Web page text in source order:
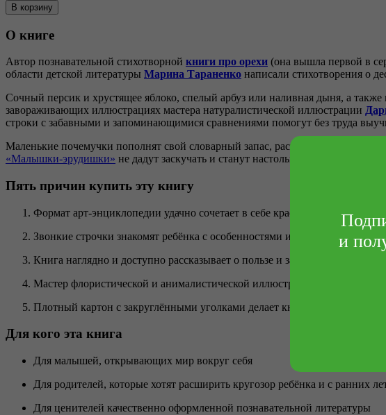
В корзину
О книге
Автор познавательной стихотворной книги про орехи (она вышла первой в
области детской литературы Марина Тараненко написали стихотворения о
Сочный персик и хрустящее яблоко, спелый арбуз или наливная дыня, а
завораживающих иллюстрациях мастера натуралистической иллюстрации
строки с забавными и запоминающимися сравнениями помогут без труда
Маленькие почемучки пополнят свой словарный запас, расширят кругозор и
«Малышки-эрудишки» не дадут заскучать и станут настольными книгами для
Пять причин купить эту книгу
Формат арт-энциклопедии удачно сочетает в себе красочные картинки и
Звонкие строчки знакомят ребёнка с особенностями и свойствами
Книга наглядно и доступно рассказывает о пользе и замечательном
Мастер флористической и анималистической иллюстрации
Плотный картон с закруглёнными уголками делает книгу не только
Для кого эта книга
Для малышей, открывающих мир вокруг себя
Для родителей, которые хотят расширить кругозор ребёнка и с ранних
Для ценителей качественно оформленной познавательной литературы
и